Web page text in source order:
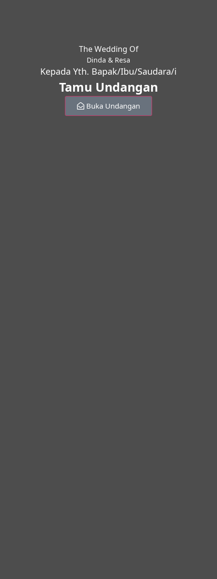
The Wedding Of
Dinda & Resa
Kepada Yth. Bapak/Ibu/Saudara/i
Tamu Undangan
Buka Undangan